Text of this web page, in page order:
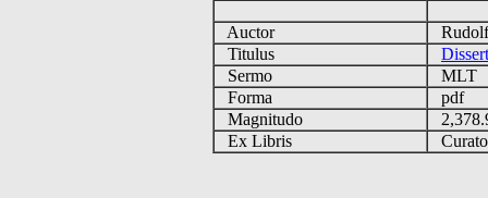
Auctor
Titulus
Sermo
MLT
Forma
pdf
Magnitudo
Ex Libris